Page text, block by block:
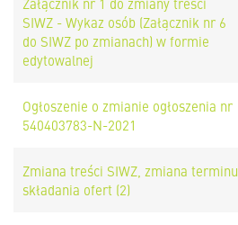
SIWZ - Wykaz osób (Załącznik nr 6
do SIWZ po zmianach) w formie
edytowalnej
Ogłoszenie o zmianie ogłoszenia nr
540403783-N-2021
Zmiana treści SIWZ, zmiana terminu
składania ofert (2)